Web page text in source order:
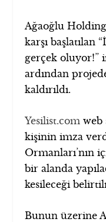
Ağaoğlu
karşı başlatılan
gerçek oluyor!”
ardından
kaldırıldı.
Yesilist.com web
kişinin imza
Ormanları’nın
bir alanda
kesileceği
Bunun üzerine